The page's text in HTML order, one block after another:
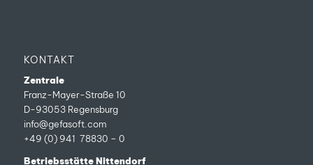
KONTAKT
Zentrale
Franz-Mayer-Straße 10
D-93053 Regensburg
info@gefasoft.com
+49 (0) 941 78830 – 0
Betriebsstätte Nittendorf